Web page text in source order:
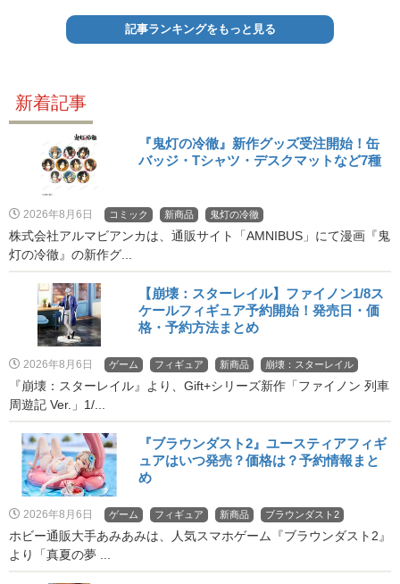
記事ランキングをもっと見る
新着記事
『鬼灯の冷徹』新作グッズ受注開始！缶
バッジ・Tシャツ・デスクマットなど7種
2026年8月6日 コミック 新商品 鬼灯の冷徹
株式会社アルマビアンカは、通販サイト「AMNIBUS」にて漫画『鬼
灯の冷徹』の新作グ...
【崩壊：スターレイル】ファイノン1/8ス
ケールフィギュア予約開始！発売日・価
格・予約方法まとめ
2026年8月6日 ゲーム フィギュア 新商品 崩壊：スターレイル
『崩壊：スターレイル』より、Gift+シリーズ新作「ファイノン 列車
周遊記 Ver.」1/...
『ブラウンダスト2』ユースティアフィギ
ュアはいつ発売？価格は？予約情報まと
め
2026年8月6日 ゲーム フィギュア 新商品 ブラウンダスト2
ホビー通販大手あみあみは、人気スマホゲーム『ブラウンダスト2』
より「真夏の夢 ...